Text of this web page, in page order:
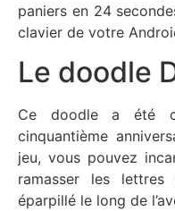
paniers en 24
clavier de votre
Le doodle
Ce doodle a été
cinquantième
jeu, vous pouvez
ramasser les
éparpillé le long de